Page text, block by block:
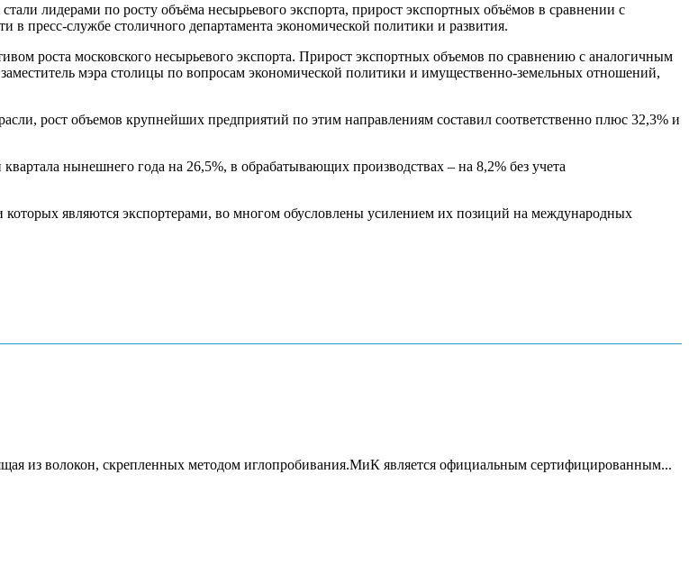
лидерами по росту объёма несырьевого экспорта, прирост экспортных объёмов в сравнении с
службе столичного департамента экономической политики и развития.
роста московского несырьевого экспорта. Прирост экспортных объемов по сравнению с аналогичным
мэра столицы по вопросам экономической политики и имущественно-земельных отношений,
рост объемов крупнейших предприятий по этим направлениям составил соответственно плюс 32,3% и
нынешнего года на 26,5%, в обрабатывающих производствах – на 8,2% без учета
являются экспортерами, во многом обусловлены усилением их позиций на международных
из волокон, скрепленных методом иглопробивания.МиК является официальным сертифицированным...